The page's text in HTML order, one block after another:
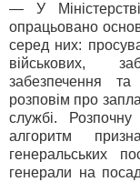
— У
опрацьовано
серед них:
військових,
забезпечення
розповім про
службі.
алгоритм
генеральських
генерали на